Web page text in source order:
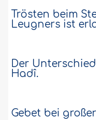
Trösten beim
Leugners ist
Der
Hadî.
Gebet bei